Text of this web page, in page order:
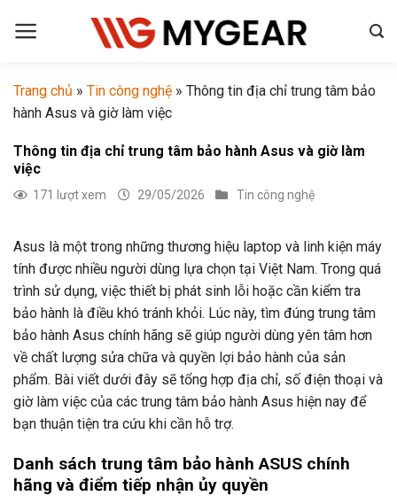
đến
Trang chủ » Tin công nghệ » Thông tin địa chỉ trung tâm bảo
hành Asus và giờ làm việc
Thông tin địa chỉ trung tâm bảo hành Asus và giờ làm
việc
171 lượt xem 29/05/2026 Tin công nghệ
Asus là một trong những thương hiệu laptop và linh kiện máy
tính được nhiều người dùng lựa chọn tại Việt Nam. Trong quá
trình sử dụng, việc thiết bị phát sinh lỗi hoặc cần kiểm tra
bảo hành là điều khó tránh khỏi. Lúc này, tìm đúng trung tâm
bảo hành Asus chính hãng sẽ giúp người dùng yên tâm hơn
về chất lượng sửa chữa và quyền lợi bảo hành của sản
phẩm. Bài viết dưới đây sẽ tổng hợp địa chỉ, số điện thoại và
giờ làm việc của các trung tâm bảo hành Asus hiện nay để
bạn thuận tiện tra cứu khi cần hỗ trợ.
Danh sách trung tâm bảo hành ASUS chính
hãng và điểm tiếp nhận ủy quyền